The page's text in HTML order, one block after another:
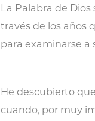
La Palabra de
través de los años
para examinarse a
He descubierto
cuando, por muy